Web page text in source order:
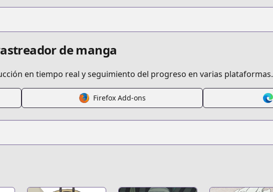
manga/madeinabyss
www.cdjapan.co.jp/product/NEOBK-2625551
de manga
en tiempo real y seguimiento del progreso en varias plataformas.
Firefox Add-ons